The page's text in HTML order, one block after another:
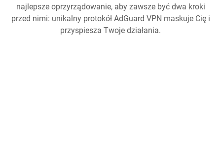
najlepsze oprzyrządowanie, aby zawsze być dwa kroki
przed nimi: unikalny protokół AdGuard VPN maskuje Cię i
przyspiesza Twoje działania.